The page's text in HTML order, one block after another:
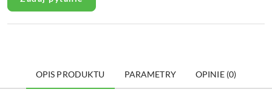
OPIS PRODUKTU PARAMETRY OPINIE (0)